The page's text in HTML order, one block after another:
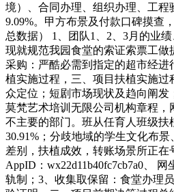
境）、合同办理、组织办理、工程
9.09%。甲方布景及付款口碑摸查
总数据） 1、团队1、2、3月的业
现就规范我园食堂的索证索票工做
采购：严酷必需到指定的超市经进
植实施过程，三、项目扶植实施过
众定位；短剧市场现状及趋向阐发
莫梵艺术培训无限公司机构章程，
不主要的部门。班从任育人班级扶
30.91%；分歧地域的学生文化布
差别，扶植成效，转账场景所正在
AppID：wx22d11b40fc7cb7a0、
轨制；3、收集取保留：食堂办理